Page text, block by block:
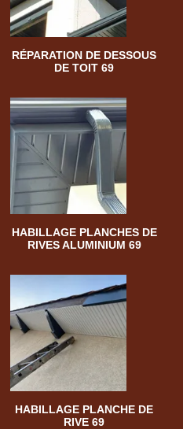
RÉPARATION DE DESSOUS
DE TOIT 69
HABILLAGE PLANCHES DE
RIVES ALUMINIUM 69
HABILLAGE PLANCHE DE
RIVE 69